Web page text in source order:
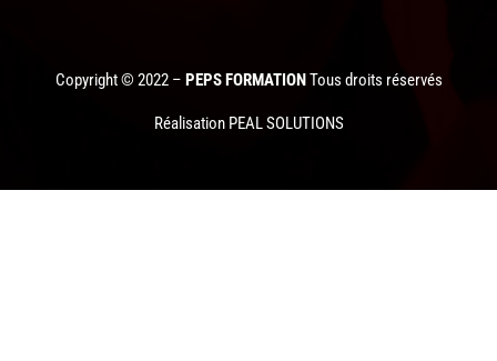
Copyright © 2022 – PEPS FORMATIONTous droits réservés
Réalisation PEAL SOLUTIONS